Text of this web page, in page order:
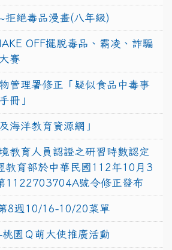
拒絕毒品漫畫(八年級)
OFF擺脫毒品、霸凌、詐騙
賽
管理署修正「疑似食品中毒事
冊」
海洋教育資源網」
教育人員認證之研習時數認定
教育部於中華民國112年10月3
1122703704A號令修正發布
8週10/16-10/20菜單
園Ｑ萌大使推廣活動